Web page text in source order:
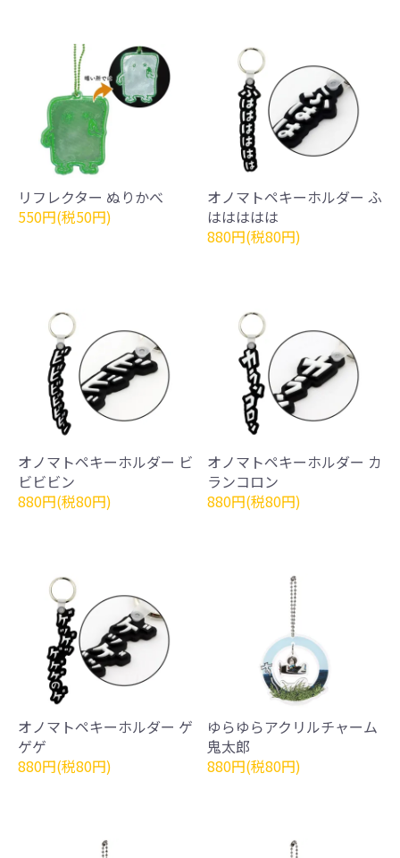
リフレクター ぬりかべ
550円(税50円)
オノマトペキーホルダー ふ
ははははは
880円(税80円)
オノマトペキーホルダー ビ
ビビビン
880円(税80円)
オノマトペキーホルダー カ
ランコロン
880円(税80円)
オノマトペキーホルダー ゲ
ゲゲ
880円(税80円)
ゆらゆらアクリルチャーム
鬼太郎
880円(税80円)